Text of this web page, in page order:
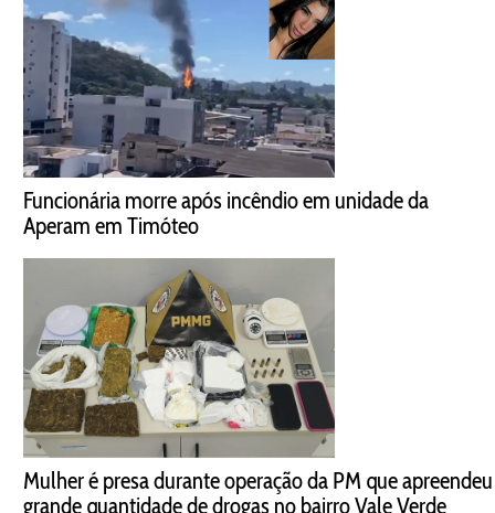
Funcionária morre após incêndio em unidade da
Aperam em Timóteo
Mulher é presa durante operação da PM que apreendeu
grande quantidade de drogas no bairro Vale Verde